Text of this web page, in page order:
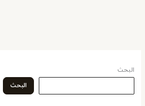
البحث
البحث